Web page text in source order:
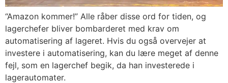
“Amazon kommer!” Alle råber disse ord for tiden, og
lagerchefer bliver bombarderet med krav om
automatisering af lageret. Hvis du også overvejer at
investere i automatisering, kan du lære meget af denne
fejl, som en lagerchef begik, da han investerede i
lagerautomater.